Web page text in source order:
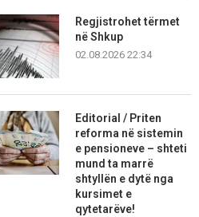
Regjistrohet tërmet
në Shkup
02.08.2026 22:34
Editorial / Priten
reforma në sistemin
e pensioneve – shteti
mund ta marrë
shtyllën e dytë nga
kursimet e
qytetarëve!